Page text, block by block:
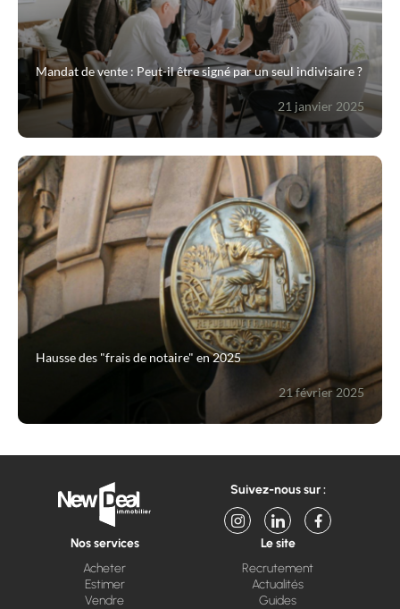
Mandat de vente : Peut-il être signé par un seul indivisaire ?
21 janvier 2025
Hausse des "frais de notaire" en 2025
21 février 2025
Suivez-nous sur :
Nos services
Acheter
Estimer
Vendre
Le site
Recrutement
Actualités
Guides